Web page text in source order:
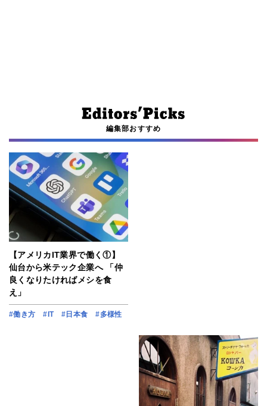
編集部おすすめ
【アメリカIT業界で働く①】
仙台から米テック企業へ 「仲
良くなりたければメシを食
え」
#働き方 #IT #日本食 #多様性